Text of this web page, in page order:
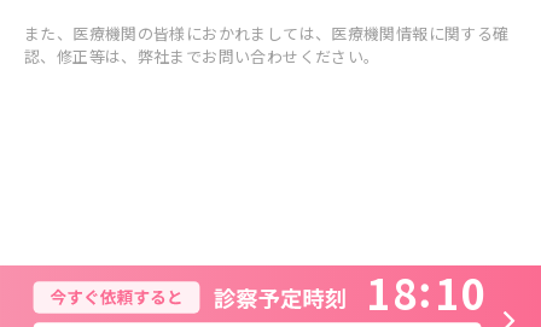
また、医療機関の皆様におかれましては、医療機関情報に関する確
認、修正等は、弊社までお問い合わせください。
18 10